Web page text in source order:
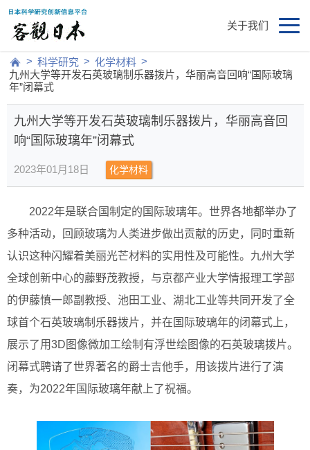
关于我们
> 科学研究 > 化学材料 >
九州大学等开发石英玻璃制乐器拨片，华丽高音回响“国际玻璃
年”闭幕式
九州大学等开发石英玻璃制乐器拨片，华丽高音回
响“国际玻璃年”闭幕式
2023年01月18日 化学材料
2022年是联合国制定的国际玻璃年。世界各地都举办了
多种活动，回顾玻璃为人类进步做出贡献的历史，同时重新
认识这种闪耀着美丽光芒材料的实用性及可能性。九州大学
全球创新中心的藤野茂教授，与京都产业大学情报理工学部
的伊藤慎一郎副教授、池田工业、湖北工业等共同开发了全
球首个石英玻璃制乐器拨片，并在国际玻璃年的闭幕式上，
展示了用3D图像微加工绘制有浮世绘图像的石英玻璃拨片。
闭幕式聘请了世界著名的爵士吉他手，用该拨片进行了演
奏，为2022年国际玻璃年献上了祝福。